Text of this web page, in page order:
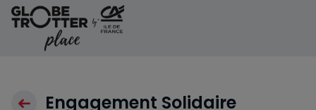
Aller au contenu
Engagement Solidaire